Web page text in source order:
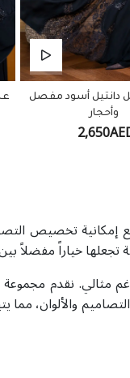
دانتيل أسود مفصل
وأحجار
مع إمكانية تخصيص
خياراً مفضلاً
مثالي. نقدم
والألوان،